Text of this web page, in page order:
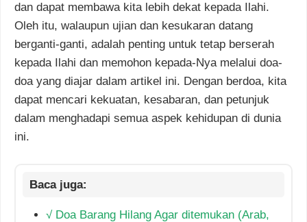
dan dapat membawa kita lebih dekat kepada Ilahi.
Oleh itu, walaupun ujian dan kesukaran datang
berganti-ganti, adalah penting untuk tetap berserah
kepada Ilahi dan memohon kepada-Nya melalui doa-
doa yang diajar dalam artikel ini. Dengan berdoa, kita
dapat mencari kekuatan, kesabaran, dan petunjuk
dalam menghadapi semua aspek kehidupan di dunia
ini.
√ Doa Barang Hilang Agar ditemukan (Arab,